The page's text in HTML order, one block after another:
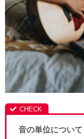
音の単位について